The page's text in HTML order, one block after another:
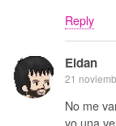
Reply
Eldan
21
No me
yo una